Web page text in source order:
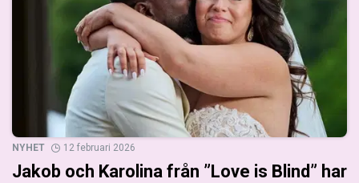
NYHET 12 februari 2026
Jakob och Karolina från ”Love is Blind” har